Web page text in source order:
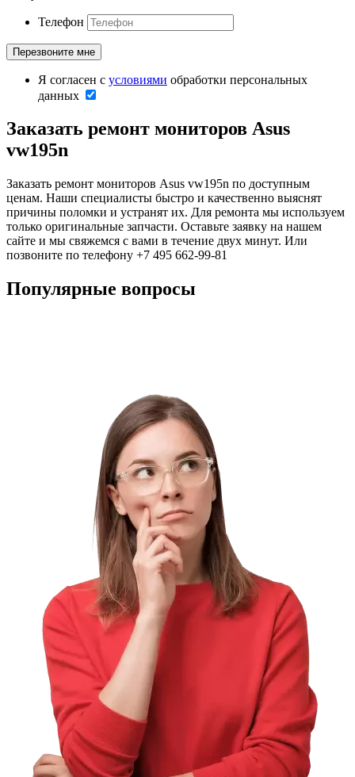
Телефон
Я согласен с условиями обработки персональных
данных
Заказать ремонт мониторов Asus
vw195n
Заказать ремонт мониторов Asus vw195n по доступным
ценам. Наши специалисты быстро и качественно выяснят
причины поломки и устранят их. Для ремонта мы используем
только оригинальные запчасти. Оставьте заявку на нашем
сайте и мы свяжемся с вами в течение двух минут. Или
позвоните по телефону +7 495 662-99-81
Популярные вопросы